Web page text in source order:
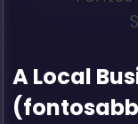
A Local